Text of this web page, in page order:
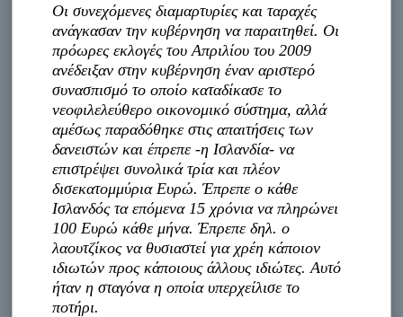
Οι συνεχόμενες διαμαρτυρίες και ταραχές
ανάγκασαν την κυβέρνηση να παραιτηθεί. Οι
πρόωρες εκλογές του Απριλίου του 2009
ανέδειξαν στην κυβέρνηση έναν αριστερό
συνασπισμό το οποίο καταδίκασε το
νεοφιλελεύθερο οικονομικό σύστημα, αλλά
αμέσως παραδόθηκε στις απαιτήσεις των
δανειστών και έπρεπε -η Ισλανδία- να
επιστρέψει συνολικά τρία και πλέον
δισεκατομμύρια Ευρώ. Έπρεπε ο κάθε
Ισλανδός τα επόμενα 15 χρόνια να πληρώνει
100 Ευρώ κάθε μήνα. Έπρεπε δηλ. ο
λαουτζίκος να θυσιαστεί για χρέη κάποιον
ιδιωτών προς κάποιους άλλους ιδιώτες. Αυτό
ήταν η σταγόνα η οποία υπερχείλισε το
ποτήρι.